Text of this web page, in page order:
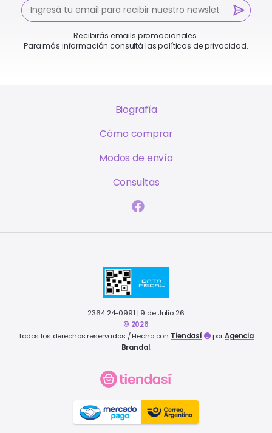
Recibirás emails promocionales.
Para más información consultá las políticas de privacidad.
Biografía
Cómo comprar
Modos de envío
Consultas
2364 24-0991 | 9 de Julio 26
© 2026
Todos los derechos reservados / Hecho con Tiendasí porAgencia
Brandal.